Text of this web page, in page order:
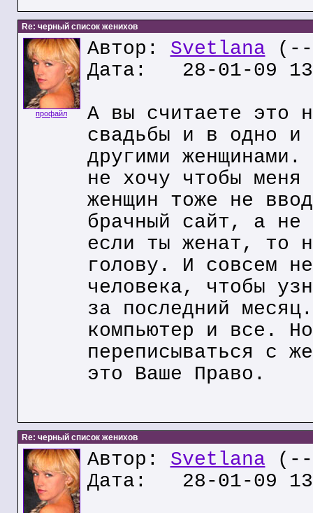
Re: черный список женихов
профайл
Автор: Svetlana
Дата: 28-01-09
А вы считаете это
свадьбы и в одно и
другими женщинами.
не хочу чтобы меня
женщин тоже не
брачный сайт, а не
если ты женат, то
голову. И совсем
человека, чтобы
за последний
компьютер и все.
переписываться с
это Ваше Право.
Re: черный список женихов
Автор: Svetlana
Дата: 28-01-09